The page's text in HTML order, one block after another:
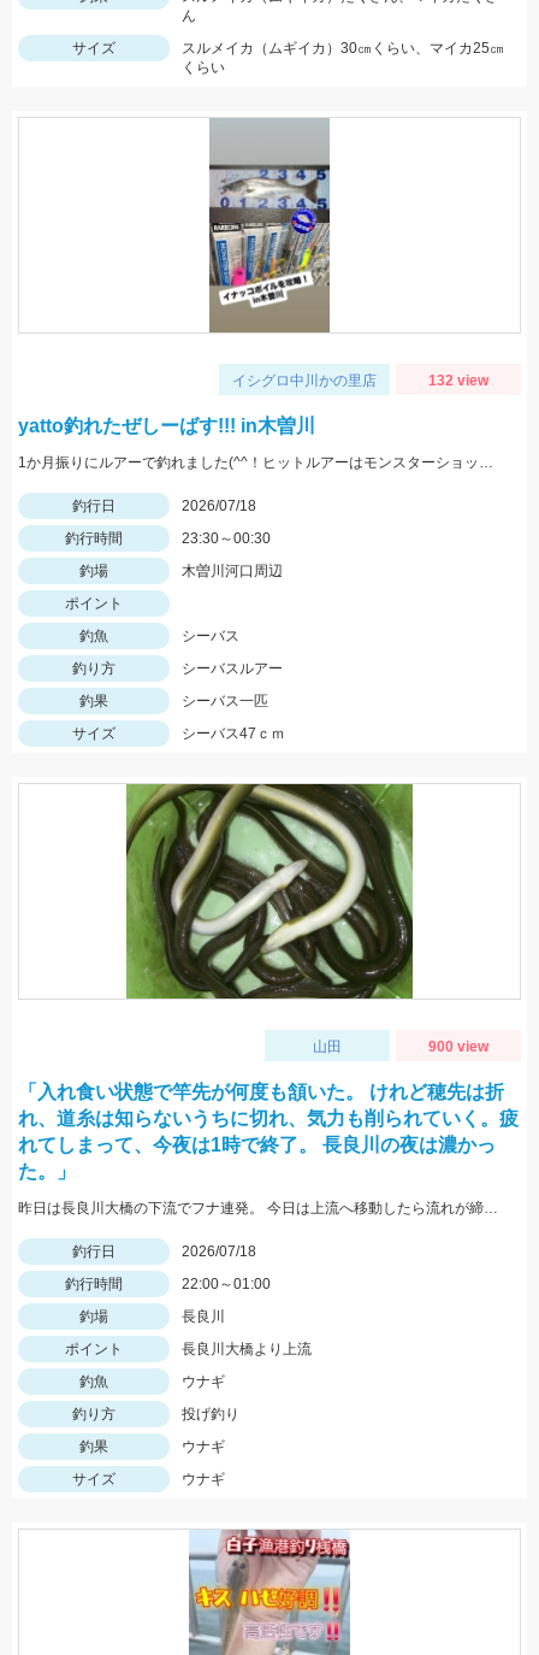
ん
サイズ
スルメイカ（ムギイカ）30㎝くらい、マイカ25㎝
くらい
イシグロ中川かの里店 132 view
yatto釣れたぜしーばす!!! in木曽川
1か月振りにルアーで釣れました(^^！ヒットルアーはモンスターショット80!!
釣行日
2026/07/18
釣行時間
23:30～00:30
釣場
木曽川河口周辺
ポイント
釣魚
シーバス
釣り方
シーバスルアー
釣果
シーバス一匹
サイズ
シーバス47ｃｍ
山田 900 view
「入れ食い状態で竿先が何度も頷いた。 けれど穂先は折
れ、道糸は知らないうちに切れ、気力も削られていく。疲
れてしまって、今夜は1時で終了。 長良川の夜は濃かっ
た。」
昨日は長良川大橋の下流でフナ連発。 今日は上流へ移動したら流れが締まってウナギが乗った。 場所替え正解
釣行日
2026/07/18
釣行時間
22:00～01:00
釣場
長良川
ポイント
長良川大橋より上流
釣魚
ウナギ
釣り方
投げ釣り
釣果
ウナギ
サイズ
ウナギ